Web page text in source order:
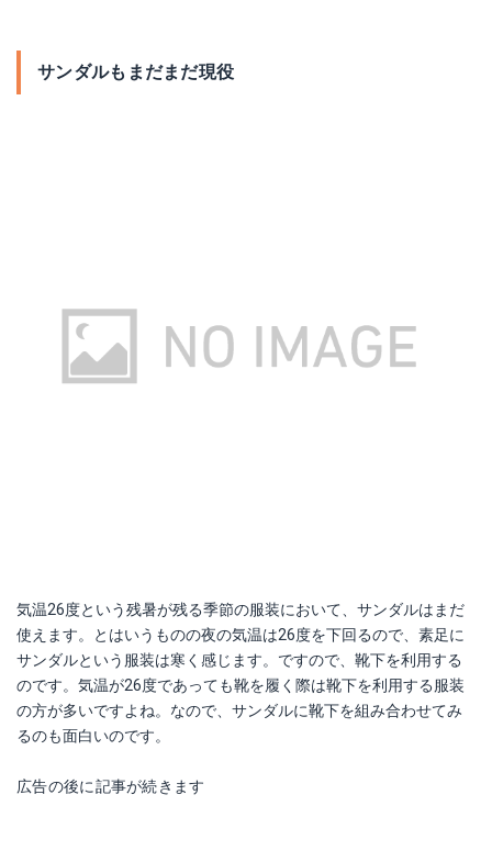
サンダルもまだまだ現役
気温26度という残暑が残る季節の服装において、サンダルはまだ
使えます。とはいうものの夜の気温は26度を下回るので、素足に
サンダルという服装は寒く感じます。ですので、靴下を利用する
のです。気温が26度であっても靴を履く際は靴下を利用する服装
の方が多いですよね。なので、サンダルに靴下を組み合わせてみ
るのも面白いのです。
広告の後に記事が続きます